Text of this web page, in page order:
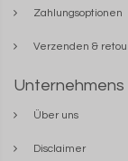
Zahlungsoptionen
Verzenden &
Unternehmens
Über uns
Disclaimer